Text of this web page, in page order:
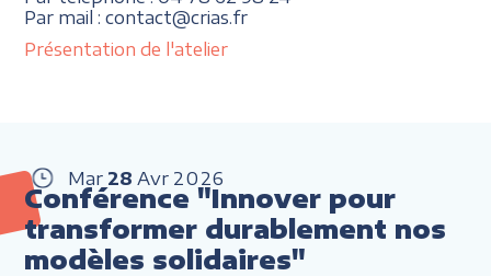
Par mail : contact@crias.fr
Présentation de l'atelier
Mar 28 Avr 2026
Conférence "Innover pour
transformer durablement nos
modèles solidaires"